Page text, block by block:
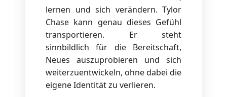
lernen und sich verändern. Tylor
Chase kann genau dieses Gefühl
transportieren. Er steht
sinnbildlich für die Bereitschaft,
Neues auszuprobieren und sich
weiterzuentwickeln, ohne dabei die
eigene Identität zu verlieren.